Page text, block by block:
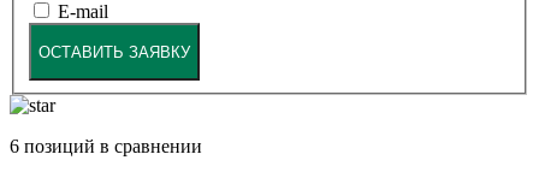
E-mail
ОСТАВИТЬ ЗАЯВКУ
6 позиций в сравнении